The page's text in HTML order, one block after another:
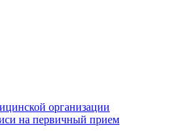
организации
на первичный прием